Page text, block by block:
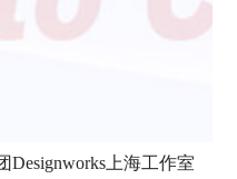
上海工作室